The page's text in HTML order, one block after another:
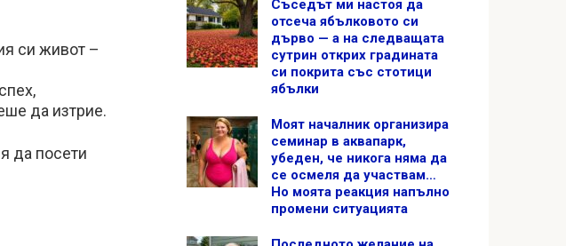
си живот –
да изтрие.
да посети
Съседът ми настоя да
отсеча ябълковото си
дърво — а на следващата
сутрин открих градината
си покрита със стотици
ябълки
Моят началник организира
семинар в аквапарк,
убеден, че никога няма да
се осмеля да участвам…
Но моята реакция напълно
промени ситуацията